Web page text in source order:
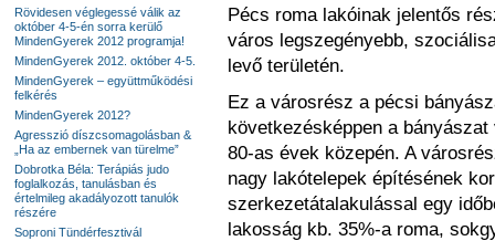
Pécs roma lakóinak jelentős
város legszegényebb,
levő területén.
Ez a városrész a pécsi
következésképpen a
80-as évek közepén. A
nagy lakótelepek építésének
szerkezetátalakulással egy
lakosság kb. 35%-a roma,
Rövidesen véglegessé válik az
október 4-5-én sorra kerülő
MindenGyerek 2012 programja!
MindenGyerek 2012. október 4-5.
MindenGyerek – együttműködési
felkérés
MindenGyerek 2012?
Agresszió díszcsomagolásban &
„Ha az embernek van türelme”
Dobrotka Béla: Terápiás judo
foglalkozás, tanulásban és
értelmileg akadályozott tanulók
részére
Soproni Tündérfesztivál